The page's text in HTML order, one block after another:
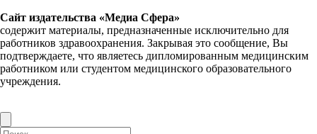
Сайт издательства «Медиа Сфера»
содержит материалы, предназначенные исключительно для
работников здравоохранения. Закрывая это сообщение, Вы
подтверждаете, что являетесь дипломированным медицинским
работником или студентом медицинского образовательного
учреждения.